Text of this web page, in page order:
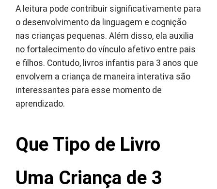
A leitura pode contribuir significativamente para
o desenvolvimento da linguagem e cognição
nas crianças pequenas. Além disso, ela auxilia
no fortalecimento do vínculo afetivo entre pais
e filhos. Contudo, livros infantis para 3 anos que
envolvem a criança de maneira interativa são
interessantes para esse momento de
aprendizado.
Que Tipo de Livro
Uma Criança de 3